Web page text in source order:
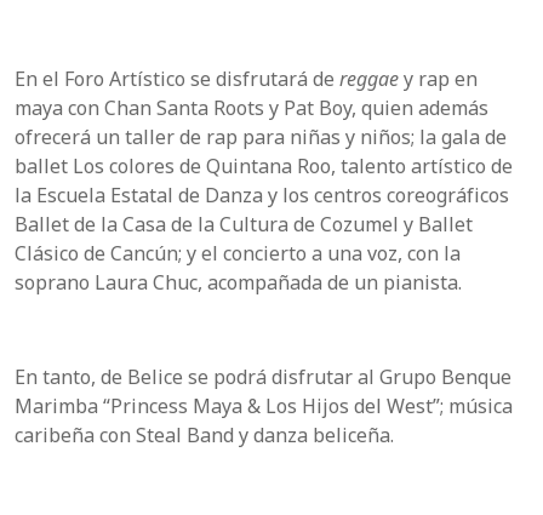
En el Foro Artístico se disfrutará de reggaey rap en
maya con Chan Santa Roots y Pat Boy, quien además
ofrecerá un taller de rap para niñas y niños; la gala de
ballet Los colores de Quintana Roo, talento artístico de
la Escuela Estatal de Danza y los centros coreográficos
Ballet de la Casa de la Cultura de Cozumel y Ballet
Clásico de Cancún; y el concierto a una voz, con la
soprano Laura Chuc, acompañada de un pianista.
En tanto, de Belice se podrá disfrutar al Grupo Benque
Marimba “Princess Maya & Los Hijos del West”; música
caribeña con Steal Band y danza beliceña.